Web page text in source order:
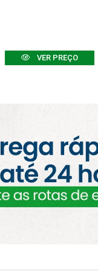
VER PREÇO